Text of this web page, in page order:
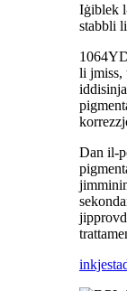
Iġiblek
stabbli
li jmiss,
Dan il-
inkjesta